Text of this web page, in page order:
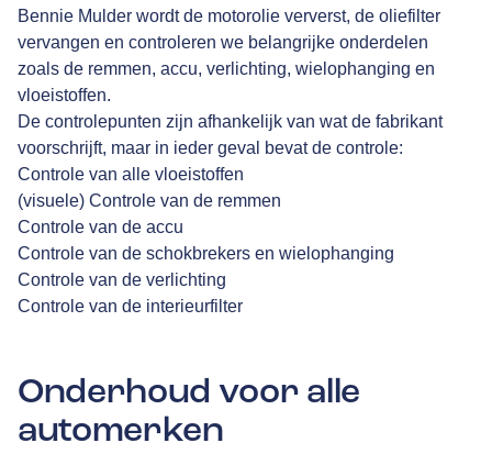
Bennie Mulder wordt de motorolie ververst, de oliefilter
vervangen en controleren we belangrijke onderdelen
zoals de remmen, accu, verlichting, wielophanging en
vloeistoffen.
De controlepunten zijn afhankelijk van wat de fabrikant
voorschrijft, maar in ieder geval bevat de controle:
Controle van alle vloeistoffen
(visuele) Controle van de remmen
Controle van de accu
Controle van de schokbrekers en wielophanging
Controle van de verlichting
Controle van de interieurfilter
Onderhoud voor alle
automerken